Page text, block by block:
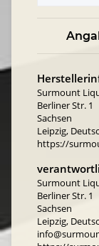
Surmount
Berliner Str. 1
Sachsen
Leipzig,
https://
Surmount
Berliner Str. 1
Sachsen
Leipzig,